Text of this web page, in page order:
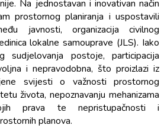
Na jednostavan i inovativan način
prostornog planiranja i uspostavili
javnosti, organizacija civilnog
lokalne samouprave (JLS). Iako
sudjelovanja postoje, participacija
i nepravodobna, što proizlazi iz
svijesti o važnosti prostornog
života, nepoznavanju mehanizama
prava te nepristupačnosti i
planova.